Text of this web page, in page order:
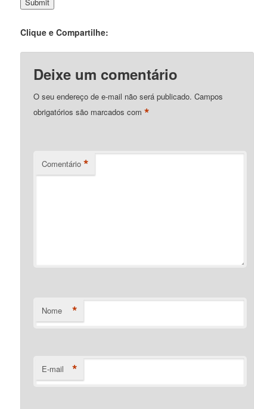
Clique e Compartilhe:
Deixe um comentário
O seu endereço de e-mail não será publicado. Campos
obrigatórios são marcados com*
Comentário *
Nome *
E-mail *